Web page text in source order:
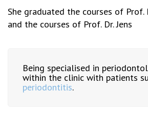
She graduated the courses of Prof.
and the courses of Prof. Dr. Jens
Being specialised in
within the clinic with patients
periodontitis.